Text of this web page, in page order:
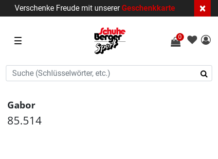
Verschenke Freude mit unsererGeschenkkarte ×
☰ 0
Gabor
85.514